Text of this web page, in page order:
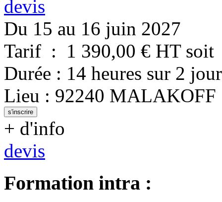
devis
Du 15 au 16 juin 2027
Tarif : 1 390,00 € HT soit
Durée : 14 heures sur 2
Lieu : 92240 MALAKOFF
s'inscrire
+ d'info
devis
Formation intra :